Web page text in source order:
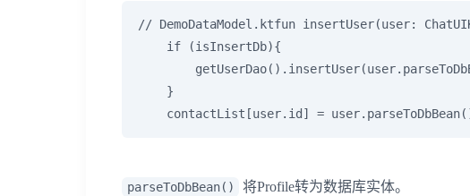
// DemoDataModel.ktfun insertUser(user:
if (isInsertDb){
}
contactList[user.id] =
parseToDbBean() 将Profile转为数据库实体。